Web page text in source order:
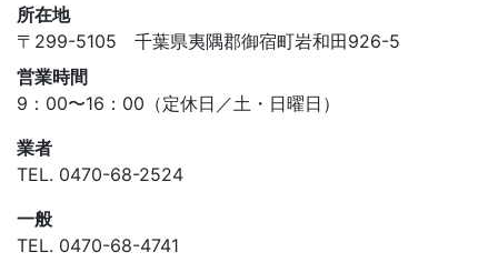
所在地
〒299-5105 千葉県夷隅郡御宿町岩和田926-5
営業時間
9：00〜16：00（定休日／土・日曜日）
業者
TEL. 0470-68-2524
一般
TEL. 0470-68-4741